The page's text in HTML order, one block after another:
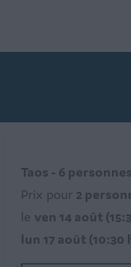
Taos - 6 personnes
Prix pour 2
le ven 14 août
lun 17 août (10:30